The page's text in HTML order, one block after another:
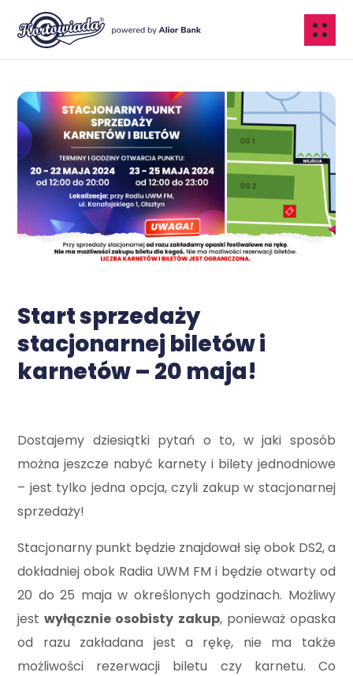
Start sprzedaży
stacjonarnej biletów i
karnetów – 20 maja!
Dostajemy dziesiątki pytań o to, w jaki sposób
można jeszcze nabyć karnety i bilety jednodniowe
– jest tylko jedna opcja, czyli zakup w stacjonarnej
sprzedaży!
Stacjonarny punkt będzie znajdował się obok DS2, a
dokładniej obok Radia UWM FM i będzie otwarty od
20 do 25 maja w określonych godzinach. Możliwy
jestwyłącznie osobisty zakup, ponieważ opaska
od razu zakładana jest a rękę, nie ma także
możliwości rezerwacji biletu czy karnetu. Co